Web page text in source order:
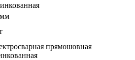
прямошовная